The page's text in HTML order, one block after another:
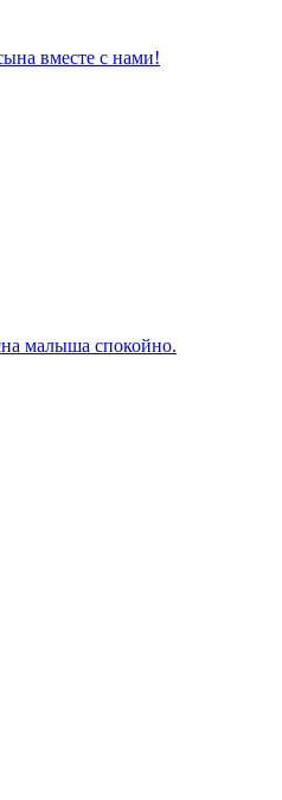
вместе с нами!
малыша спокойно.